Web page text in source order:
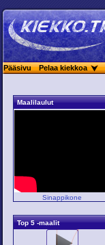
Pääsivu Pelaa kiekkoa
Maalilaulut
Sinappikone
Top 5 -maalit